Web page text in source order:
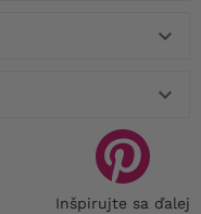


Inšpirujte sa ďalej